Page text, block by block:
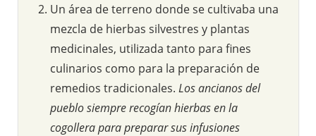
Un área de terreno donde se cultivaba una
mezcla de hierbas silvestres y plantas
medicinales, utilizada tanto para fines
culinarios como para la preparación de
remedios tradicionales. Los ancianos del
pueblo siempre recogían hierbas en la
cogollera para preparar sus infusiones